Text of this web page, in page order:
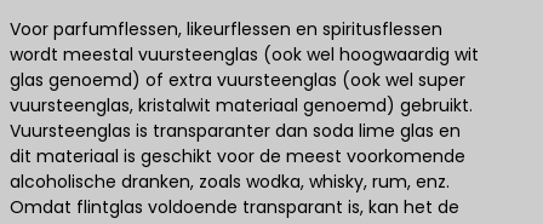
Voor parfumflessen, likeurflessen en spiritusflessen
wordt meestal vuursteenglas (ook wel hoogwaardig wit
glas genoemd) of extra vuursteenglas (ook wel super
vuursteenglas, kristalwit materiaal genoemd) gebruikt.
Vuursteenglas is transparanter dan soda lime glas en
dit materiaal is geschikt voor de meest voorkomende
alcoholische dranken, zoals wodka, whisky, rum, enz.
Omdat flintglas voldoende transparant is, kan het de